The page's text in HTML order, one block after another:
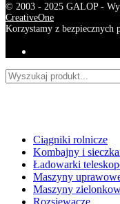
© 2003 - 2025 GALOP -
CreativeOne
Korzystamy z bezpiecznych
Ciągniki rolnicze
Kombajny i
Ładowarki
Maszyny
Maszyny
Rozsiewacze